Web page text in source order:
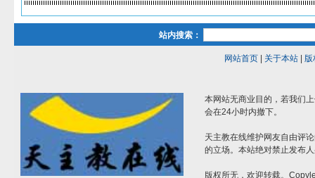
站内搜索：
网站首页| 关于本站| 版
本网站无商业目的，若我们
会在24小时内撤下。
天主教在线维护网友自由评
的立场。本站绝对禁止发布
版权所无，欢迎转载。